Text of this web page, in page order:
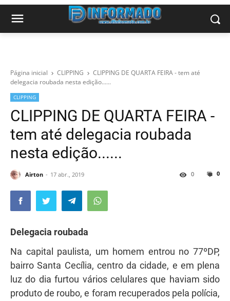
Página inicial CLIPPING
CLIPPING DE QUARTA FEIRA - tem até
delegacia roubada nesta edição......
CLIPPING
CLIPPING DE QUARTA FEIRA -
tem até delegacia roubada
nesta edição......
Airton 17 abr., 2019 0
0
Delegacia roubada
Na capital paulista, um homem entrou no 77ºDP,
bairro Santa Cecília, centro da cidade, e em plena
luz do dia furtou vários celulares que haviam sido
produto de roubo, e foram recuperados pela polícia,